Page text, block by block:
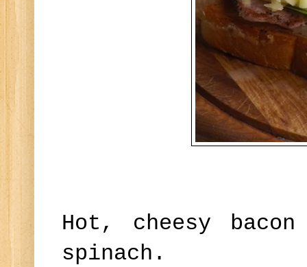
Hot, cheesy
spinach.